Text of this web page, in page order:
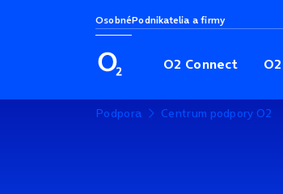
OsobnéPodnikatelia a firmy
O2 Connect
Podpora Centrum podpory O2